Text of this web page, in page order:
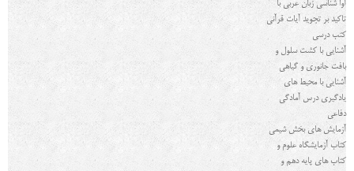
آوا شناسی زبان عربی با
تاکید بر تجوید آیات قرآنی
کتب درسی
آشنایی با کشت سلول و
بافت جانوری و گیاهی
آشنایی با محیط های
یادگیری درس آمادگی
دفاعی
آزمایش های بخش شیمی
کتاب آزمايشگاه علوم و
کتاب های پایه دهم و